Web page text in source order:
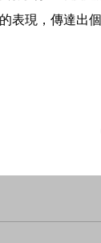
表現，傳達出